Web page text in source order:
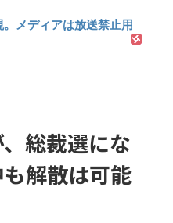
メディアは放送禁止用
総裁選にな
解散は可能